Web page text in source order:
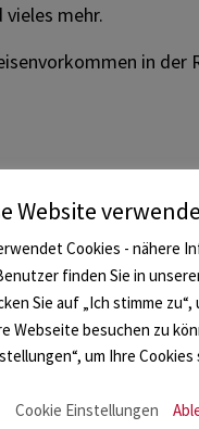
mehr.
in der
Website
Cookies - nähere
finden Sie in
Sie auf „Ich stimme
Webseite besuchen zu
um Ihre
Cookie Einstellungen